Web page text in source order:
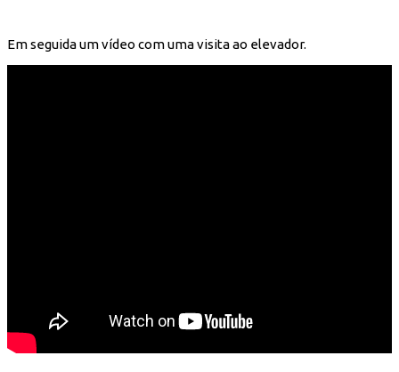
Em seguida um vídeo com uma visita ao elevador.